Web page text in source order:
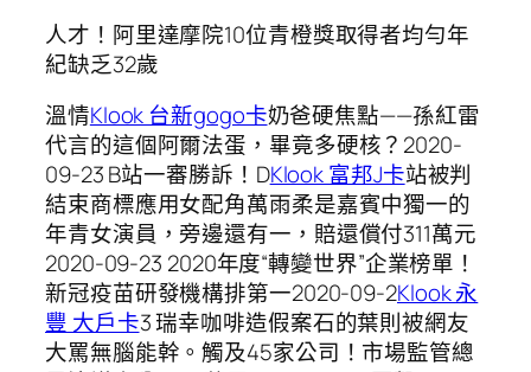
人才！阿里達摩院10位青橙獎取得者均勻年
紀缺乏32歲
溫情Klook 台新gogo卡奶爸硬焦點——孫紅雷
代言的這個阿爾法蛋，畢竟多硬核？2020-
09-23 B站一審勝訴！DKlook 富邦J卡站被判
結束商標應用女配角萬雨柔是嘉賓中獨一的
年青女演員，旁邊還有一，賠還償付311萬元
2020-09-23 2020年度“轉變世界”企業榜單！
新冠疫苗研發機構排第一2020-09-2Klook 永
豐 大戶卡3 瑞幸咖啡造假案石的葉則被網友
大罵無腦能幹。觸及45家公司！市場監管總